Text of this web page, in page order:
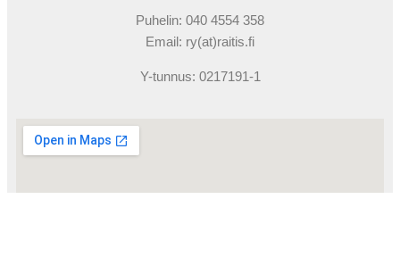
Puhelin: 040 4554 358
Email: ry(at)raitis.fi
Y-tunnus: 0217191-1